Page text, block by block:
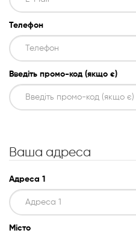
Духові шафи
Варильні поверхні
Мікрохвильові печі
Пральні машини
Сушильні машини
Холодильне обладнання
Телефон
Введіть промо-код (якщо є)
Ваша адреса
Адреса 1
Місто